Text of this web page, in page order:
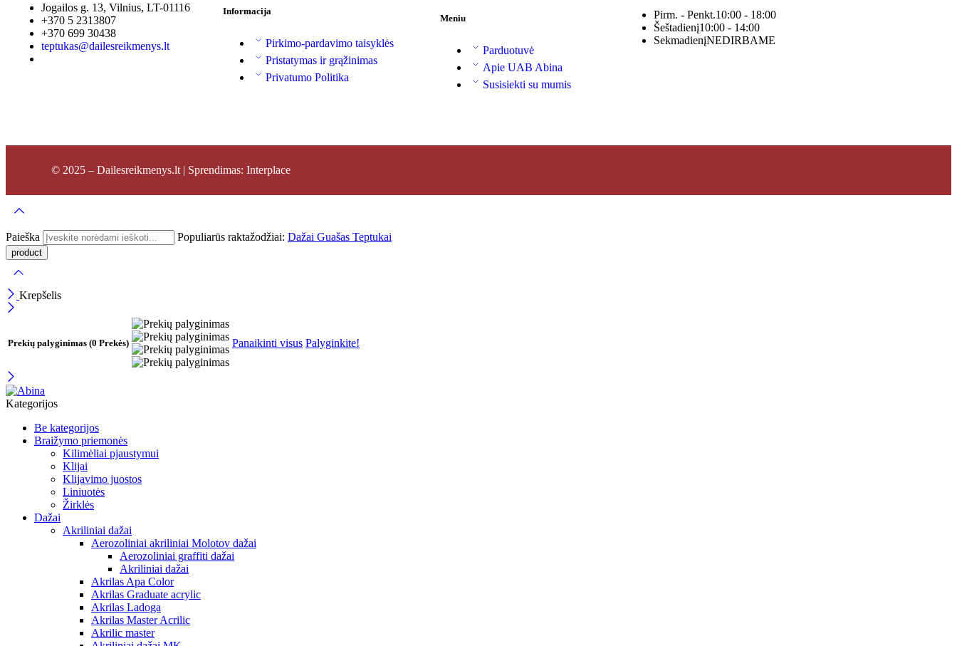
Jogailos g. 13, Vilnius, LT-01116
+370 5 2313807
+370 699 30438
teptukas@dailesreikmenys.lt
Informacija
Pirkimo-pardavimo taisyklės
Pristatymas ir grąžinimas
Privatumo Politika
Meniu
Parduotuvė
Apie UAB Abina
Susisiekti su mumis
Pirm. - Penkt.10:00 - 18:00
Šeštadienį10:00 - 14:00
SekmadienįNEDIRBAME
© 2025 – Dailesreikmenys.lt | Sprendimas: Interplace
Paieška Populiarūs raktažodžiai: Dažai Guašas Teptukai
Krepšelis
Prekių palyginimas (0 Prekės) Panaikinti visus Palyginkite!
Kategorijos
Be kategorijos
Braižymo priemonės
Kilimėliai pjaustymui
Klijai
Klijavimo juostos
Liniuotės
Žirklės
Dažai
Akriliniai dažai
Aerozoliniai akriliniai Molotov dažai
Aerozoliniai graffiti dažai
Akriliniai dažai
Akrilas Apa Color
Akrilas Graduate acrylic
Akrilas Ladoga
Akrilas Master Acrilic
Akrilic master